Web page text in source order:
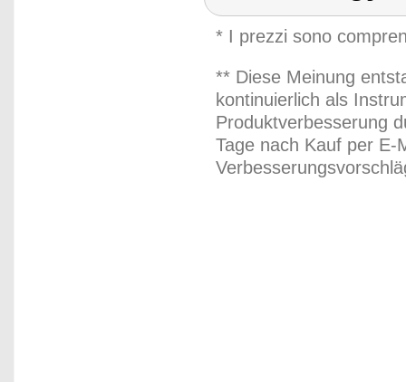
* I prezzi sono
** Diese Meinung
kontinuierlich als
Produktverbesserung
Tage nach Kauf per E-